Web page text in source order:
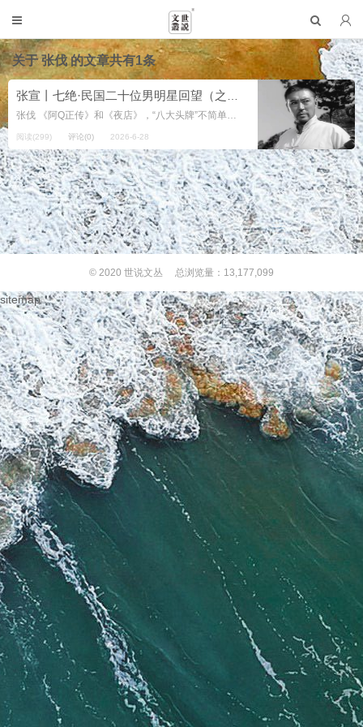
关于张伐的文章共有1条
张伐 《阿Q正传》和《夜店》，“八大头牌”不简单。 内敛写实拓戏路，重回银幕上海滩。 注： 张伐（1919年2月13日—200...
阅读(299) 评论(0) 2026-6-28
© 2020 世说文丛 总浏览量：13,177,099
sitemap